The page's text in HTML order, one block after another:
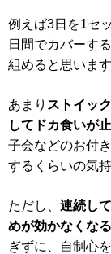
例えば3日を1セ
日間でカバーす
組めると思います
あまり ストイッ
してドカ食いが
子会などのお付
するくらいの気
ただし、 連続し
めが効かなくな
ぎずに、自制心